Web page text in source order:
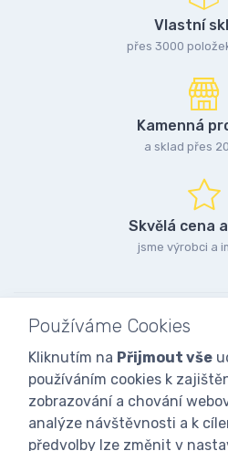
Vlastní
přes 3000
Kamenná
a sklad přes
Skvělá cena
jsme výrobci a
Používáme Cookies
Kliknutím na Přijmout vše
používáním cookies k
zobrazování a chování
analýze návštěvnosti a k
předvolby lze změnit v